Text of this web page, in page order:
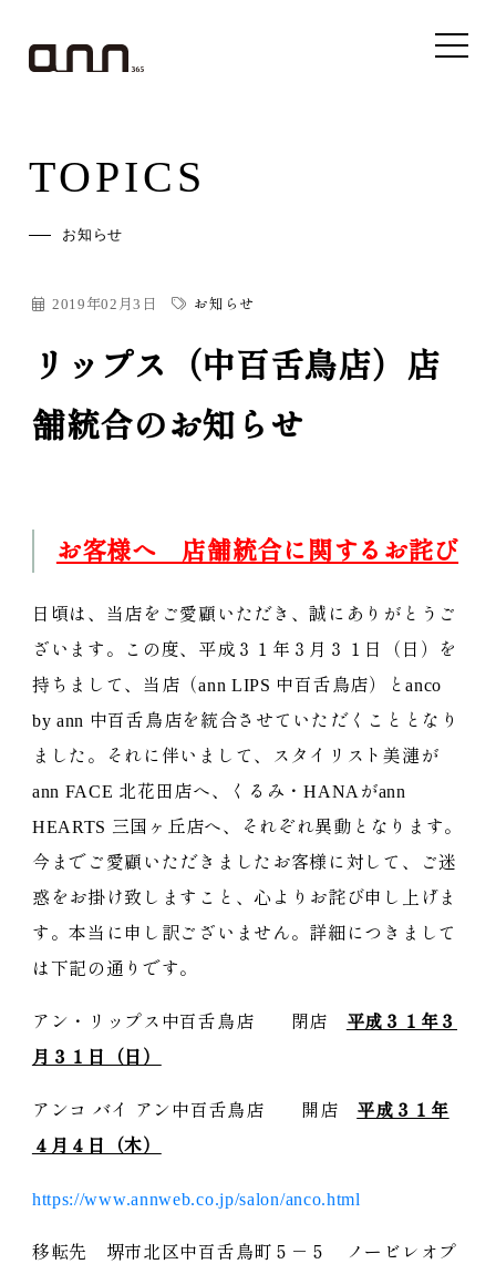
TOPICS
お知らせ
2019年02月3日 お知らせ
リップス（中百舌鳥店）店
舗統合のお知らせ
お客様へ 店舗統合に関するお詫び
日頃は、当店をご愛顧いただき、誠にありがとうご
ざいます。この度、平成３１年３月３１日（日）を
持ちまして、当店（ann LIPS 中百舌鳥店）とanco
by ann 中百舌鳥店を統合させていただくこととなり
ました。それに伴いまして、スタイリスト美漣が
ann FACE 北花田店へ、くるみ・HANAがann
HEARTS 三国ヶ丘店へ、それぞれ異動となります。
今までご愛顧いただきましたお客様に対して、ご迷
惑をお掛け致しますこと、心よりお詫び申し上げま
す。本当に申し訳ございません。詳細につきまして
は下記の通りです。
アン・リップス中百舌鳥店 閉店 平成３１年３
月３１日（日）
アンコ バイ アン中百舌鳥店 開店 平成３１年
４月４日（木）
https://www.annweb.co.jp/salon/anco.html
移転先 堺市北区中百舌鳥町５－５ ノービレオプ